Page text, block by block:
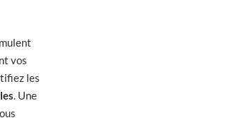
vos
les
. Une